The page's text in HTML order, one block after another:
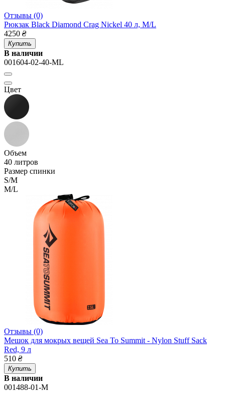
Отзывы (0)
Рюкзак Black Diamond Crag Nickel 40 л, M/L
4250 ₴
Купить
В наличии
001604-02-40-ML
Цвет
Объем
40 литров
Размер спинки
S/M
M/L
Отзывы (0)
Мешок для мокрых вещей Sea To Summit - Nylon Stuff Sack
Red, 9 л
510 ₴
Купить
В наличии
001488-01-M